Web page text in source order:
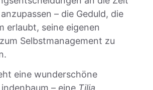
– die Geduld, die
erlaubt, seine eigenen
Selbstmanagement zu
eine wunderschöne
– eine Tilia